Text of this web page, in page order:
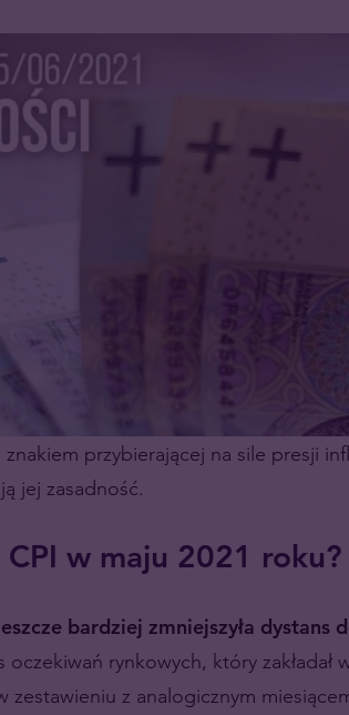
znakiem przybierającej na sile presji
jej zasadność.
CPI w maju 2021 roku?
bardziej zmniejszyła dystans
oczekiwań rynkowych, który
zestawieniu z analogicznym